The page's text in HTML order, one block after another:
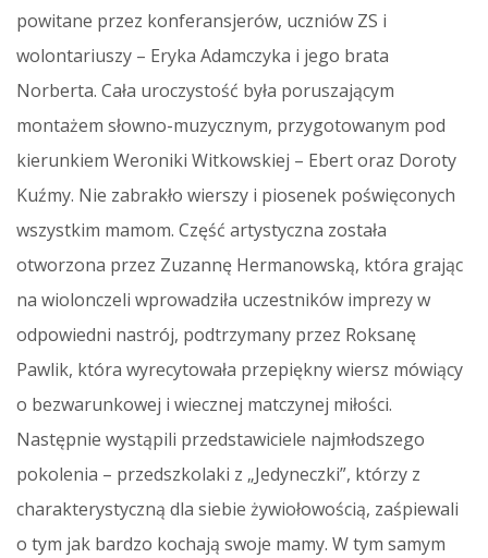
powitane przez konferansjerów, uczniów ZS i
wolontariuszy – Eryka Adamczyka i jego brata
Norberta. Cała uroczystość była poruszającym
montażem słowno-muzycznym, przygotowanym pod
kierunkiem Weroniki Witkowskiej – Ebert oraz Doroty
Kuźmy. Nie zabrakło wierszy i piosenek poświęconych
wszystkim mamom. Część artystyczna została
otworzona przez Zuzannę Hermanowską, która grając
na wiolonczeli wprowadziła uczestników imprezy w
odpowiedni nastrój, podtrzymany przez Roksanę
Pawlik, która wyrecytowała przepiękny wiersz mówiący
o bezwarunkowej i wiecznej matczynej miłości.
Następnie wystąpili przedstawiciele najmłodszego
pokolenia – przedszkolaki z „Jedyneczki”, którzy z
charakterystyczną dla siebie żywiołowością, zaśpiewali
o tym jak bardzo kochają swoje mamy. W tym samym